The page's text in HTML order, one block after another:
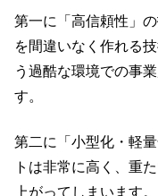
第一に「高信頼性」
を間違いなく作れる
う過酷な環境での事
す。
第二に「小型化・軽
トは非常に高く、重
上がってしまいます